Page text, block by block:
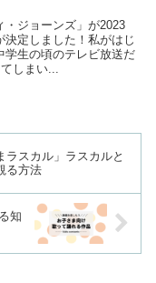
・ジョーンズ」が2023
定しました！私がはじ
学生の頃のテレビ放送だ
しまい...
ラスカル」ラスカルと
る方法
知